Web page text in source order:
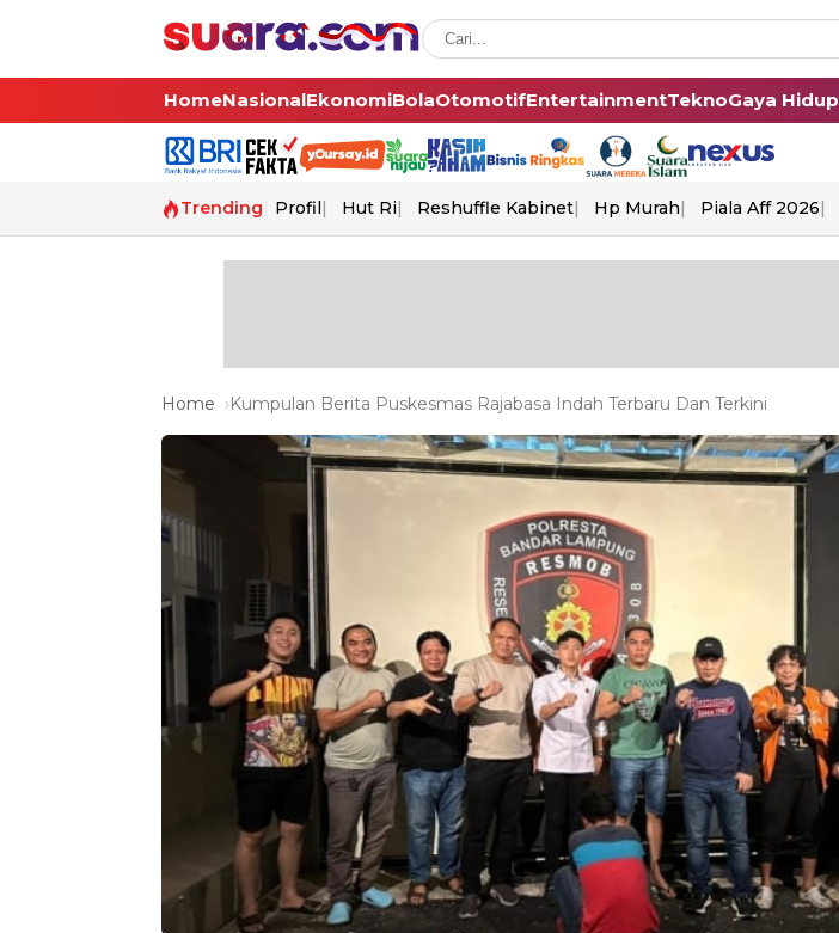
HomeNasionalEkonomiBolaOtomotifEntertainmentTeknoGaya Hidup
Trending Profil Hut Ri Reshuffle Kabinet Hp Murah Piala Aff 2026
Home Kumpulan Berita Puskesmas Rajabasa Indah Terbaru Dan Terkini